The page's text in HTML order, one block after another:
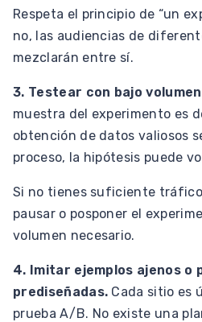
Respeta el principio de “un
no, las audiencias de
mezclarán entre sí.
3. Testear con bajo
muestra del experimento es
obtención de datos valiosos
proceso, la hipótesis puede
Si no tienes suficiente
pausar o posponer el
volumen necesario.
4. Imitar ejemplos ajenos o
prediseñadas. Cada sitio es
prueba A/B. No existe una